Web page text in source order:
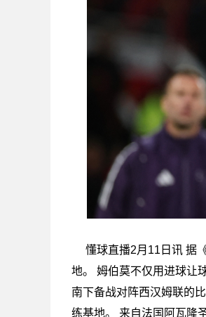
懂球直播2月11日讯 据
地。 姆伯莫不仅用进球让
南下备战对阵西汉姆联的
练基地。 来自法国阿瓦隆